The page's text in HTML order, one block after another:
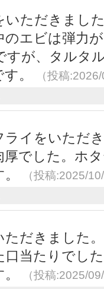
ただきまし
のエビは弾力
すが、タルタ
。
（投稿
イをいただ
でした。ホ
（投稿:2025/
だきました
当たりでし
（投稿:2025/